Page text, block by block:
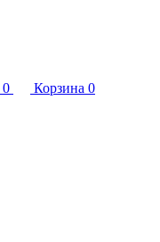
0 Корзина 0